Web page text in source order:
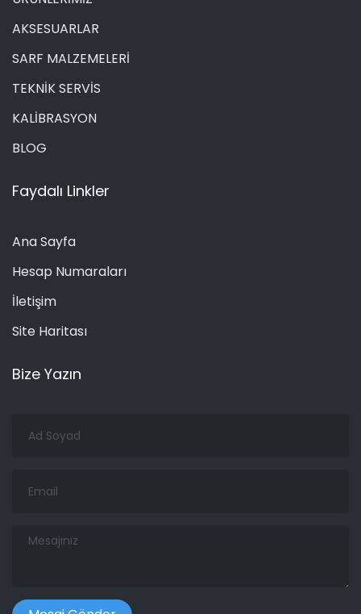
AKSESUARLAR
SARF MALZEMELERİ
TEKNİK SERVİS
KALİBRASYON
BLOG
Faydalı Linkler
Ana Sayfa
Hesap Numaraları
İletişim
Site Haritası
Bize Yazın
Soyad
Mesajınız